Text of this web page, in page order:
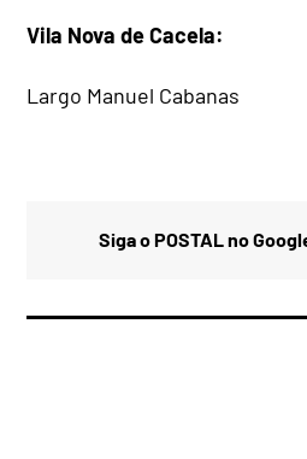
Vila Nova de Cacela:
Largo Manuel Cabanas
Siga o POSTAL no